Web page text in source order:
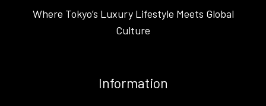
Where Tokyo’s Luxury Lifestyle Meets Global
Culture
Information